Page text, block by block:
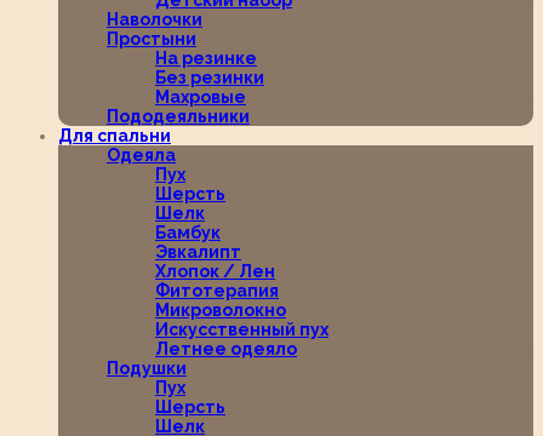
Наволочки
Простыни
На резинке
Без резинки
Махровые
Пододеяльники
Для спальни
Одеяла
Пух
Шерсть
Шелк
Бамбук
Эвкалипт
Хлопок / Лен
Фитотерапия
Микроволокно
Искусственный пух
Летнее одеяло
Подушки
Пух
Шерсть
Шелк